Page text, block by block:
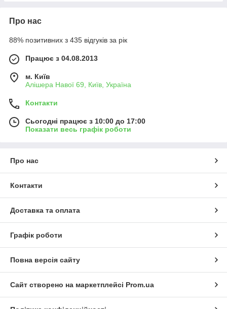
Про нас
88% позитивних з 435 відгуків за рік
Працює з 04.08.2013
м. Київ
Алішера Навої 69, Київ, Україна
Контакти
Сьогодні працює з 10:00 до 17:00
Показати весь графік роботи
Про нас
Контакти
Доставка та оплата
Графік роботи
Повна версія сайту
Сайт створено на маркетплейсі Prom.ua